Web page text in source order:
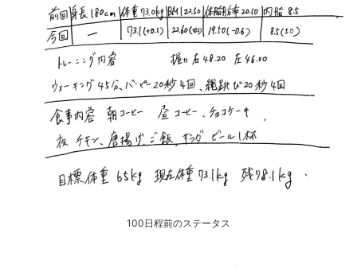
100日程前のステータス